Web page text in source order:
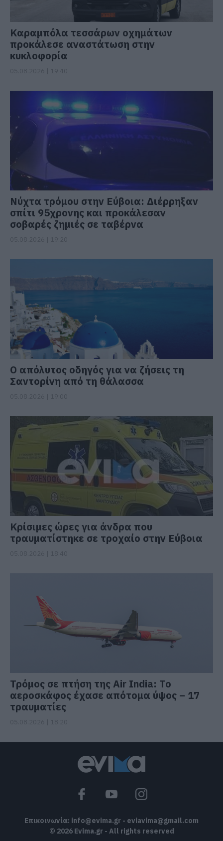
Καραμπόλα τεσσάρων οχημάτων
προκάλεσε αναστάτωση στην
κυκλοφορία
Νύχτα τρόμου στην Εύβοια: Διέρρηξαν
σπίτι 95χρονης και προκάλεσαν
σοβαρές ζημιές σε ταβέρνα
Ο απόλυτος οδηγός για να ζήσεις τη
Σαντορίνη από τη θάλασσα
Κρίσιμες ώρες για άνδρα που
τραυματίστηκε σε τροχαίο στην Εύβοια
Τρόμος σε πτήση της Air India: Το
αεροσκάφος έχασε απότομα ύψος – 17
τραυματίες
Επικοινωνία: info@evima.gr - eviavima@gmail.com
© 2026 Evima.gr - All rights reserved